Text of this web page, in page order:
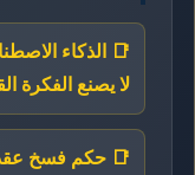
📑 الذكاء
لا يصنع الفكرة
📑 حكم فسخ عقد